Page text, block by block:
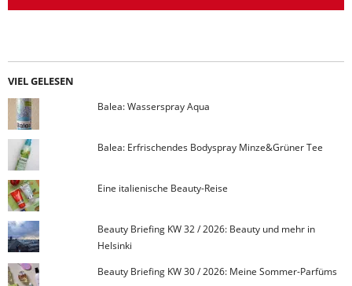
VIEL GELESEN
Balea: Wasserspray Aqua
Balea: Erfrischendes Bodyspray Minze&Grüner Tee
Eine italienische Beauty-Reise
Beauty Briefing KW 32 / 2026: Beauty und mehr in
Helsinki
Beauty Briefing KW 30 / 2026: Meine Sommer-Parfüms